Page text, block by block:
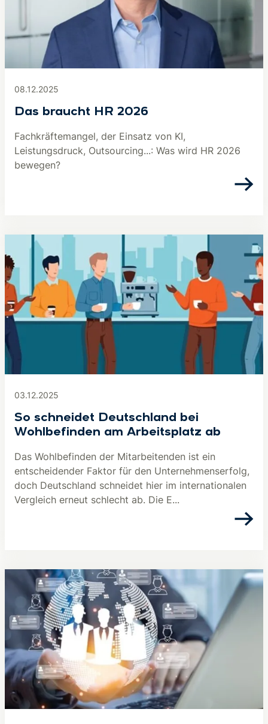
08.12.2025
Das braucht HR 2026
Fachkräftemangel, der Einsatz von KI,
Leistungsdruck, Outsourcing...: Was wird HR 2026
bewegen?
03.12.2025
So schneidet Deutschland bei
Wohlbefinden am Arbeitsplatz ab
Das Wohlbefinden der Mitarbeitenden ist ein
entscheidender Faktor für den Unternehmenserfolg,
doch Deutschland schneidet hier im internationalen
Vergleich erneut schlecht ab. Die E...